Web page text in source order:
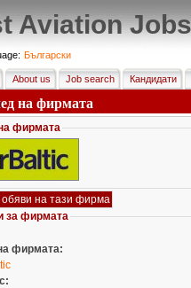
Aviation Jobs
Български
About us Job search Кандидати
на фирмата
Лого на фирмата
за фирмата
фирмата: